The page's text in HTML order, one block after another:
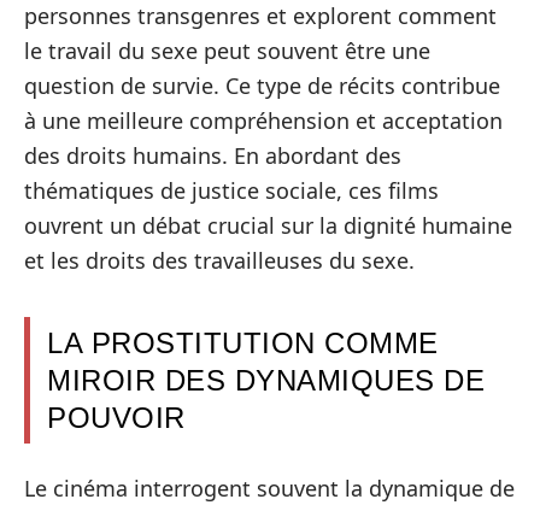
personnes transgenres et explorent comment
le travail du sexe peut souvent être une
question de survie. Ce type de récits contribue
à une meilleure compréhension et acceptation
des droits humains. En abordant des
thématiques de justice sociale, ces films
ouvrent un débat crucial sur la dignité humaine
et les droits des travailleuses du sexe.
LA PROSTITUTION COMME
MIROIR DES DYNAMIQUES DE
POUVOIR
Le cinéma interrogent souvent la dynamique de